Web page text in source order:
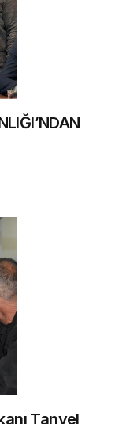
Tanyel